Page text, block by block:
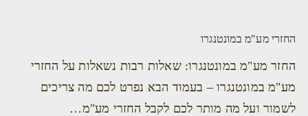
החזרי מע"מ במונטנגרו
החזר מע"מ במונטנגרו: שאלות רבות נשאלות על החזרי
מע"מ במונטנגרו – בעמוד הבא נפרט לכם מה צריכים
לשמור ועל מה מותר לכם לקבל החזרי מע"מ…